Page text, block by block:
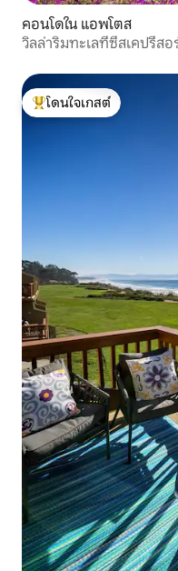
คอนโดใน แอพโตส
วิลล่าริมทะเลที่ซีสเคปรีสอ
โดนใจเกสต์ที่สุด
โดนใจเกสต์